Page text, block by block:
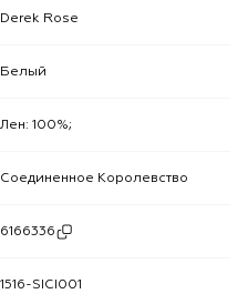
Derek Rose
Белый
Лен: 100%;
Соединенное Королевство
6166336
1516-SICI001